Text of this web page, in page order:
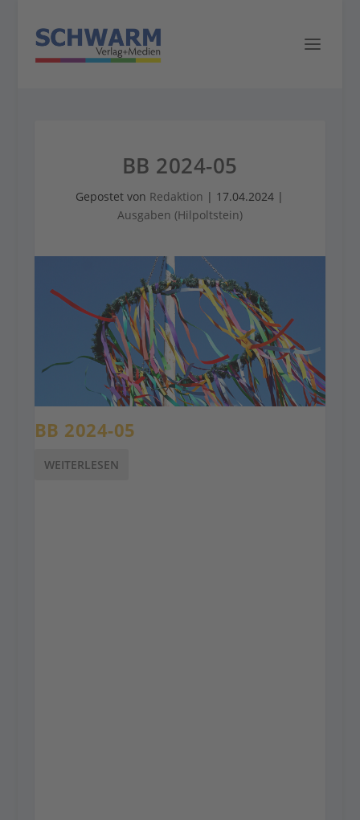
BB 2024-05
Gepostet von Redaktion | 17.04.2024 |
Ausgaben (Hilpoltstein)
BB 2024-05
WEITERLESEN